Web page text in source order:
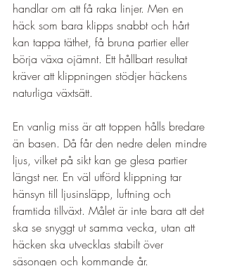
handlar om att få raka linjer. Men en
häck som bara klipps snabbt och hårt
kan tappa täthet, få bruna partier eller
börja växa ojämnt. Ett hållbart resultat
kräver att klippningen stödjer häckens
naturliga växtsätt.
En vanlig miss är att toppen hålls bredare
än basen. Då får den nedre delen mindre
ljus, vilket på sikt kan ge glesa partier
längst ner. En väl utförd klippning tar
hänsyn till ljusinsläpp, luftning och
framtida tillväxt. Målet är inte bara att det
ska se snyggt ut samma vecka, utan att
häcken ska utvecklas stabilt över
säsongen och kommande år.